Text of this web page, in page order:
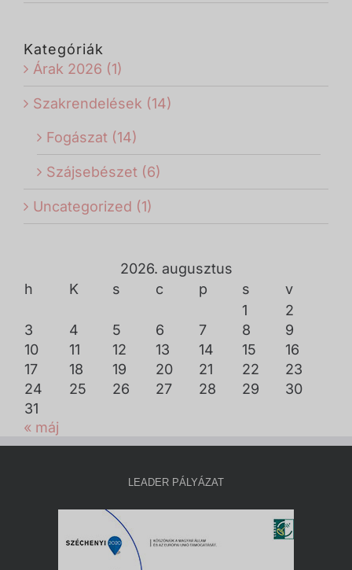
Kategóriák
Árak 2026 (1)
Szakrendelések (14)
Fogászat (14)
Szájsebészet (6)
Uncategorized (1)
2026. augusztus
h
K s c p s
v
1
2
3
4 5 6 7 8
9
10
11 12 13 14 15
16
17
18 19 20 21 22
23
24
25 26 27 28 29
30
31
« máj
LEADER PÁLYÁZAT